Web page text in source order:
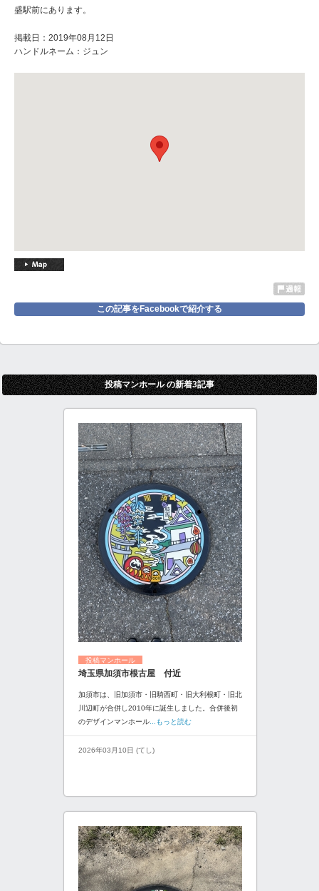
盛駅前にあります。
掲載日：2019年08月12日
ハンドルネーム：ジュン
この記事をFacebookで紹介する
投稿マンホール の新着3記事
投稿マンホール
埼玉県加須市根古屋 付近
加須市は、旧加須市・旧騎西町・旧大利根町・旧北
川辺町が合併し2010年に誕生しました。合併後初
のデザインマンホール ...もっと読む
2026年03月10日 (てし)